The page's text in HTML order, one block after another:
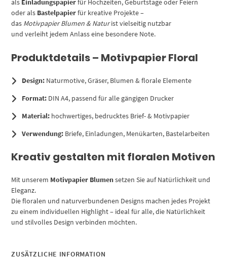
oder als Bastelpapierfür kreative Projekte –
das Motivpapier Blumen & Naturist vielseitig nutzbar
und verleiht jedem Anlass eine besondere Note.
Produktdetails – Motivpapier Floral
Design: Naturmotive, Gräser, Blumen & florale Elemente
Format: DIN A4, passend für alle gängigen Drucker
Material: hochwertiges, bedrucktes Brief- & Motivpapier
Verwendung: Briefe, Einladungen, Menükarten, Bastelarbeiten
Kreativ gestalten mit floralen Motiven
Mit unserem Motivpapier Blumensetzen Sie auf Natürlichkeit und
Eleganz.
Die floralen und naturverbundenen Designs machen jedes Projekt
zu einem individuellen Highlight – ideal für alle, die Natürlichkeit
und stilvolles Design verbinden möchten.
ZUSÄTZLICHE INFORMATION